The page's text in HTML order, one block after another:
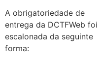
A obrigatoriedade de
entrega da DCTFWeb foi
escalonada da seguinte
forma: